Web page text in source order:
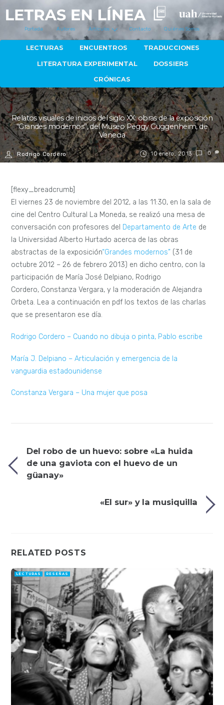
Portada Autores Artículos Contacto Quiénes Somos
LECTURAS ENCUENTROS TRADUCCIONES
LITERATURA EXPERIMENTAL DOSSIERS
CRÓNICAS
10 enero, 2013
Relatos visuales de inicios del siglo XX: obras de la exposición
“Grandes modernos”, del Museo Peggy Guggenheim, de
Venecia
Rodrigo Cordero 0
[flexy_breadcrumb]
El viernes 23 de noviembre del 2012, a las 11:30, en la sala de
cine del Centro Cultural La Moneda, se realizó una mesa de
conversación con profesores del Departamento de Arte de
la Universidad Alberto Hurtado acerca de las obras
abstractas de la exposición“Grandes modernos” (31 de
octubre 2012 – 26 de febrero 2013) en dicho centro, con la
participación de María José Delpiano, Rodrigo
Cordero, Constanza Vergara, y la moderación de Alejandra
Orbeta. Lea a continuación en pdf los textos de las charlas
que se presentaron ese día.
Rodrigo Cordero – Cuando no dibuja o pinta, Pablo escribe
María J. Delpiano – Articulación y emergencia de la
vanguardia estadounidense
Constanza Vergara – Una mujer que posa
Del robo de un huevo: sobre «La huida
de una gaviota con el huevo de un
güanay»
«El sur» y la musiquilla
RELATED POSTS
LECTURAS RESEÑAS